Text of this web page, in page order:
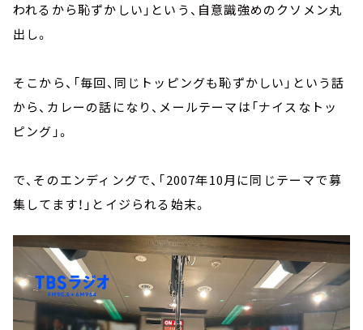
われるから恥ずかしい」という、自意識強めのクソメン丸
出し。
そこから、「毎回、同じトッピングも恥ずかしい」という話
から、カレーの話になり、メールテーマは「ナイスなトッ
ピング」。
で、そのエンディングで、「2007年10月に同じテーマで募
集してます！」とイジられる始末。